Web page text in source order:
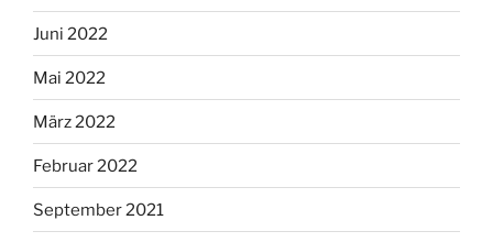
Juni 2022
Mai 2022
März 2022
Februar 2022
September 2021